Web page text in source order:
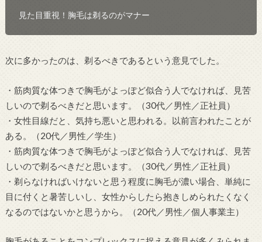
見た目重視！胸毛は剃るのがマナー
次に多かったのは、剃るべきであるという意見でした。
・筋肉質な体つきで胸毛がよっぽど似合う人でなければ、見苦
しいので剃るべきだと思います。（30代／男性／正社員）
・女性目線だと、気持ち悪いと思われる。以前言われたことが
ある。（20代／男性／学生）
・筋肉質な体つきで胸毛がよっぽど似合う人でなければ、見苦
しいので剃るべきだと思います。（30代／男性／正社員）
・剃らなければいけないと思う程度に胸毛が濃い場合、単純に
目に付くと暑苦しいし、女性からしたら抱きしめられたくなく
なるのではないかと思うから。（20代／男性／個人事業主）